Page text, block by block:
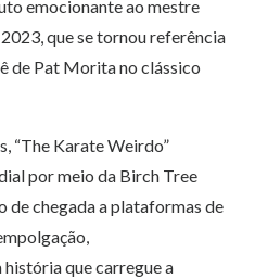
emocionante ao mestre
que se tornou referência
de Pat Morita no clássico
“The Karate Weirdo”
por meio da Birch Tree
de chegada a plataformas de
que carregue a